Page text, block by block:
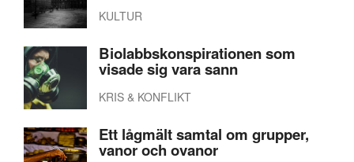
KULTUR
Biolabbskonspirationen som
visade sig vara sann
KRIS & KONFLIKT
Ett lågmält samtal om grupper,
vanor och ovanor